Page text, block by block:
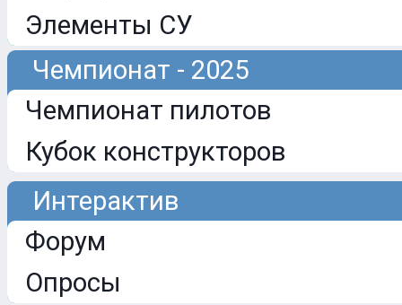
Элементы СУ
Чемпионат - 2025
Чемпионат пилотов
Кубок конструкторов
Интерактив
Форум
Опросы